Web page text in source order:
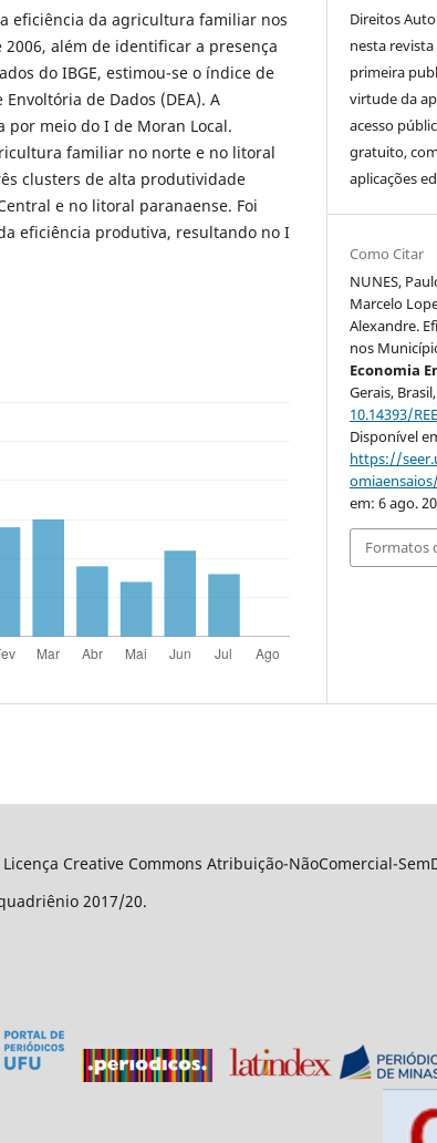
eficiência da agricultura familiar nos
além de identificar a presença
do IBGE, estimou-se o índice de
de Dados (DEA). A
por meio do I de Moran Local.
familiar no norte e no litoral
clusters de alta produtividade
e no litoral paranaense. Foi
eficiência produtiva, resultando no I
Direitos
nesta
primeira
virtude da
acesso
gratuito,
aplicações
Como Citar
NUNES,
Marcelo
Alexandre.
nos
Economia
Gerais,
10.14393/
Disponível
https://
em: 6 ago.
Formatos
Creative Commons Atribuição-NãoComercial-
2017/20.